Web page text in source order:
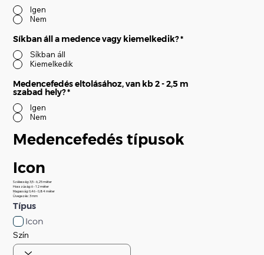
Igen
Nem
Síkban áll a medence vagy kiemelkedik?*
Síkban áll
Kiemelkedik
Medencefedés eltolásához, van kb 2 - 2,5 m
szabad hely?*
Igen
Nem
Medencefedés típusok
Icon
Szélesség: 3,5 - 6,25 méter
Hosszúság: 6 - 12 méter
Magasság: 0,46 - 0,84 méter
Üvegezés: 3 mm
Típus
Icon
Szín